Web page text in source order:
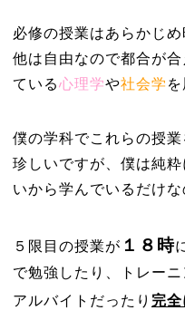
必修の授業はあらかじ
他は自由なので都合が
ている心理学や社会学
僕の学科でこれらの授
珍しいですが、僕は純
いから学んでいるだけ
５限目の授業が １８時
で勉強したり、トレー
アルバイトだったり 完全